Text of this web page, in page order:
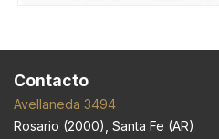
Contacto
Avellaneda 3494
Rosario (2000), Santa Fe (AR)